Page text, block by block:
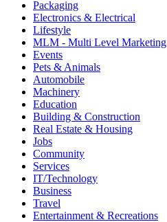
Packaging
Electronics & Electrical
Lifestyle
MLM - Multi Level Marketing
Events
Pets & Animals
Automobile
Machinery
Education
Building & Construction
Real Estate & Housing
Jobs
Community
Services
IT/Technology
Business
Travel
Entertainment & Recreations